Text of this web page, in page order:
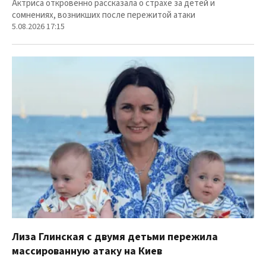
Актриса откровенно рассказала о страхе за детей и
сомнениях, возникших после пережитой атаки
5.08.2026 17:15
Лиза Глинская с двумя детьми пережила
массированную атаку на Киев